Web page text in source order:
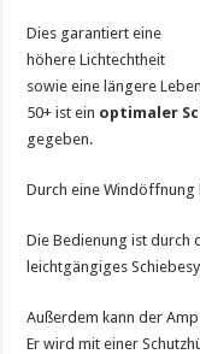
Dies garantiert eine
höhere Lichtechtheit
sowie eine längere
50+ ist ein optimaler
gegeben.
Durch eine
Die Bedienung ist durch
leichtgängiges
Außerdem kann der
Er wird mit einer